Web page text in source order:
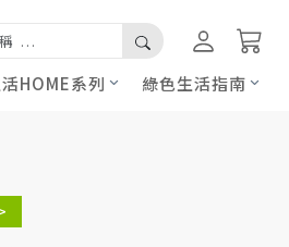
HOME系列 綠色生活指南